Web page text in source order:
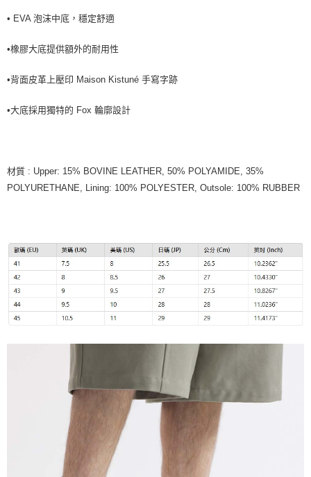
• EVA 泡沫中底，穩定舒適
•橡膠大底提供額外的耐用性
•背面皮革上壓印 Maison Kistuné 手寫字跡
•大底採用獨特的 Fox 輪廓設計
材質 : Upper: 15% BOVINE LEATHER, 50% POLYAMIDE, 35%
POLYURETHANE, Lining: 100% POLYESTER, Outsole: 100% RUBBER